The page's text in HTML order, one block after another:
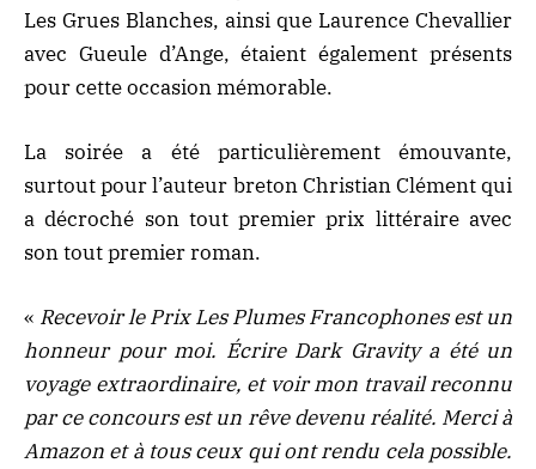
Les Grues Blanches, ainsi que Laurence Chevallier
avec Gueule d’Ange, étaient également présents
pour cette occasion mémorable.
La soirée a été particulièrement émouvante,
surtout pour l’auteur breton Christian Clément qui
a décroché son tout premier prix littéraire avec
son tout premier roman.
« Recevoir le Prix Les Plumes Francophones est un
honneur pour moi. Écrire Dark Gravity a été un
voyage extraordinaire, et voir mon travail reconnu
par ce concours est un rêve devenu réalité. Merci à
Amazon et à tous ceux qui ont rendu cela possible.